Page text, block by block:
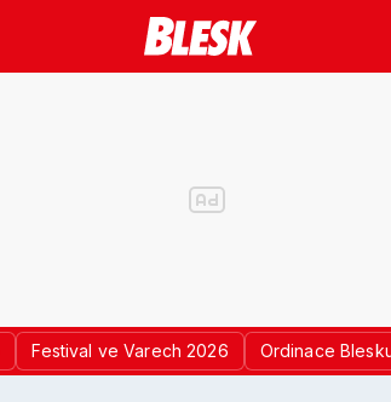
Festival ve Varech 2026 Ordinace